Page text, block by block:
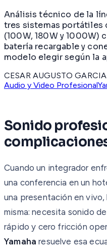
Análisis técnico de la
tres sistemas portátiles
(100W, 180W y 1000W)
batería recargable y
modelo elegir según la
CESAR AUGUSTO
Audio y Video Profesional
Sonido
Cuando un integrador
una conferencia en un
una presentación en vivo,
misma: necesita sonido
rápido y cero fricción
Yamaha resuelve esa